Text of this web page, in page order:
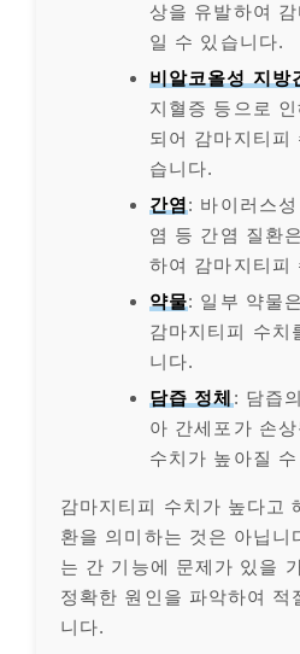
상을 유발하여
일 수 있습니다.
비알코올성 지방
지혈증 등으로
되어 감마지티피
습니다.
간염 : 바이러스
염 등 간염 질환
하여 감마지티피
약물: 일부 약물
감마지티피 수치
니다.
담즙 정체 : 담즙
아 간세포가 손
수치가 높아질
감마지티피 수치가 높다고
환을 의미하는 것은 아닙니
는 간 기능에 문제가 있을
정확한 원인을 파악하여 적
니다.